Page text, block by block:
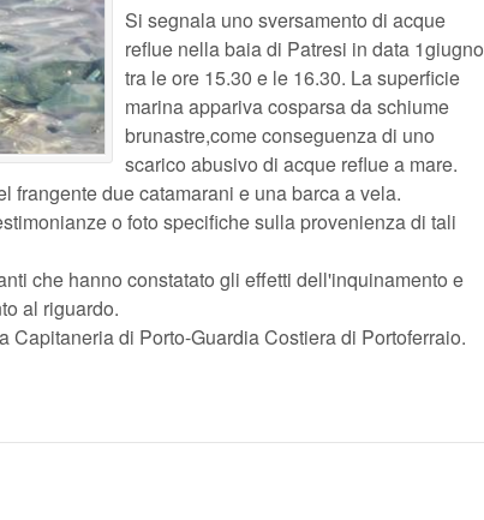
Si segnala uno sversamento di acque
reflue nella baia di Patresi in data 1giugno
tra le ore 15.30 e le 16.30. La superficie
marina appariva cosparsa da schiume
brunastre,come conseguenza di uno
scarico abusivo di acque reflue a mare.
frangente due catamarani e una barca a vela.
o foto specifiche sulla provenienza di tali
che hanno constatato gli effetti dell'inquinamento e
al riguardo.
Capitaneria di Porto-Guardia Costiera di Portoferraio.